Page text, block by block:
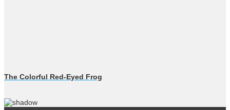
The Colorful Red-Eyed Frog